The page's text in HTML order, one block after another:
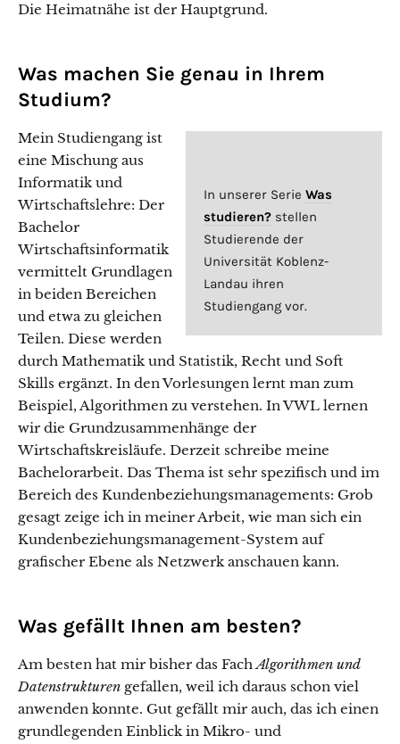
Die Heimatnähe ist der Hauptgrund.
Was machen Sie genau in Ihrem
Studium?
In unserer Serie Was
studieren? stellen
Studierende der
Universität Koblenz-
Landau ihren
Studiengang vor.
Mein Studiengang ist
eine Mischung aus
Informatik und
Wirtschaftslehre: Der
Bachelor
Wirtschaftsinformatik
vermittelt Grundlagen
in beiden Bereichen
und etwa zu gleichen
Teilen. Diese werden
durch Mathematik und Statistik, Recht und Soft
Skills ergänzt. In den Vorlesungen lernt man zum
Beispiel, Algorithmen zu verstehen. In VWL lernen
wir die Grundzusammenhänge der
Wirtschaftskreisläufe. Derzeit schreibe meine
Bachelorarbeit. Das Thema ist sehr spezifisch und im
Bereich des Kundenbeziehungsmanagements: Grob
gesagt zeige ich in meiner Arbeit, wie man sich ein
Kundenbeziehungsmanagement-System auf
grafischer Ebene als Netzwerk anschauen kann.
Was gefällt Ihnen am besten?
Am besten hat mir bisher das FachAlgorithmen und
Datenstrukturen gefallen, weil ich daraus schon viel
anwenden konnte. Gut gefällt mir auch, das ich einen
grundlegenden Einblick in Mikro- und